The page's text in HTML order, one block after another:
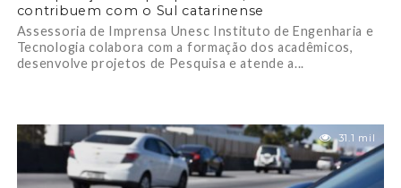
contribuem com o Sul catarinense
Assessoria de Imprensa Unesc Instituto de Engenharia e
Tecnologia colabora com a formação dos acadêmicos,
desenvolve projetos de Pesquisa e atende a...
31.1 mil